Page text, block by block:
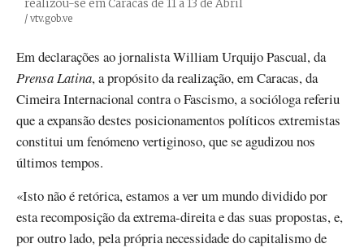
realizou-se em Caracas de 11 a 13 de Abril
Créditos
/ vtv.gob.ve
Em declarações ao jornalista William Urquijo Pascual, da
Prensa Latina, a propósito da realização, em Caracas, da
Cimeira Internacional contra o Fascismo, a socióloga referiu
que a expansão destes posicionamentos políticos extremistas
constitui um fenómeno vertiginoso, que se agudizou nos
últimos tempos.
«Isto não é retórica, estamos a ver um mundo dividido por
esta recomposição da extrema-direita e das suas propostas, e,
por outro lado, pela própria necessidade do capitalismo de